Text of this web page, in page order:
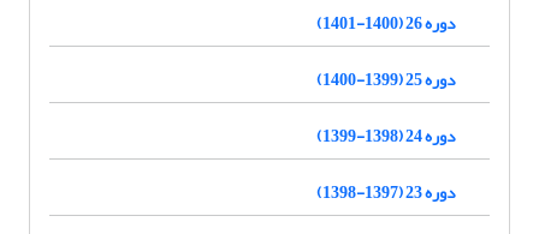
دوره 26 (1400-1401)
دوره 25 (1399-1400)
دوره 24 (1398-1399)
دوره 23 (1397-1398)